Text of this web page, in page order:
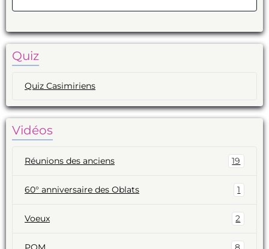
Quiz
Quiz Casimiriens
Vidéos
Réunions des anciens 19
60° anniversaire des Oblats 1
Voeux 2